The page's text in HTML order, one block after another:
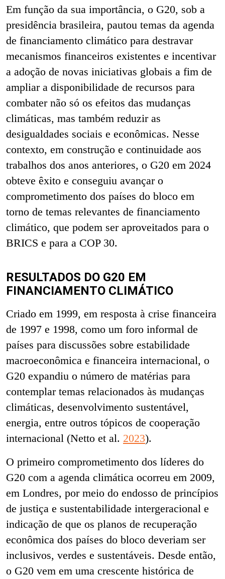
Em função da sua importância, o G20, sob a
presidência brasileira, pautou temas da agenda
de financiamento climático para destravar
mecanismos financeiros existentes e incentivar
a adoção de novas iniciativas globais a fim de
ampliar a disponibilidade de recursos para
combater não só os efeitos das mudanças
climáticas, mas também reduzir as
desigualdades sociais e econômicas. Nesse
contexto, em construção e continuidade aos
trabalhos dos anos anteriores, o G20 em 2024
obteve êxito e conseguiu avançar o
comprometimento dos países do bloco em
torno de temas relevantes de financiamento
climático, que podem ser aproveitados para o
BRICS e para a COP 30.
RESULTADOS DO G20 EM
FINANCIAMENTO CLIMÁTICO
Criado em 1999, em resposta à crise financeira
de 1997 e 1998, como um foro informal de
países para discussões sobre estabilidade
macroeconômica e financeira internacional, o
G20 expandiu o número de matérias para
contemplar temas relacionados às mudanças
climáticas, desenvolvimento sustentável,
energia, entre outros tópicos de cooperação
internacional (Netto et al. 2023).
O primeiro comprometimento dos líderes do
G20 com a agenda climática ocorreu em 2009,
em Londres, por meio do endosso de princípios
de justiça e sustentabilidade intergeracional e
indicação de que os planos de recuperação
econômica dos países do bloco deveriam ser
inclusivos, verdes e sustentáveis. Desde então,
o G20 vem em uma crescente histórica de